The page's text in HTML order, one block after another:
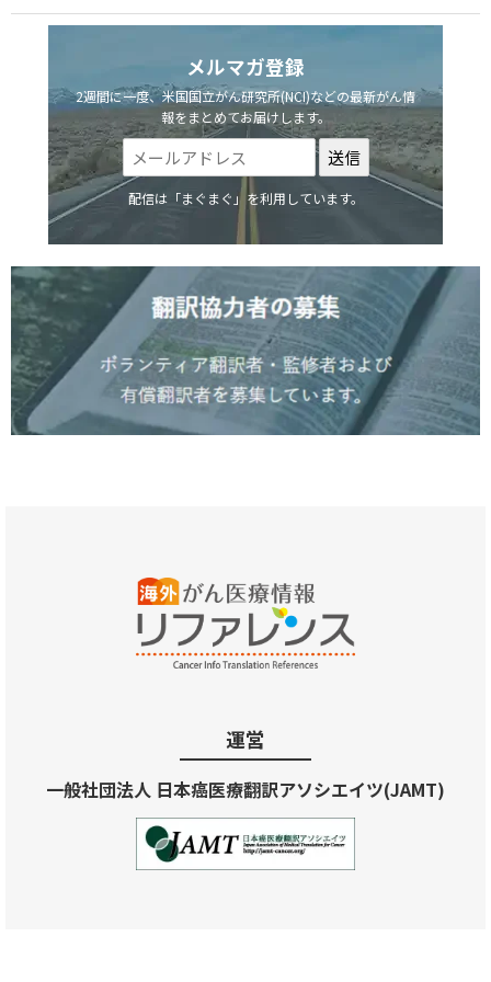
メルマガ登録
2週間に一度、米国国立がん研究所(NCI)などの最新がん情
報をまとめてお届けします。
配信は「まぐまぐ」を利用しています。
運営
一般社団法人 日本癌医療翻訳アソシエイツ(JAMT)